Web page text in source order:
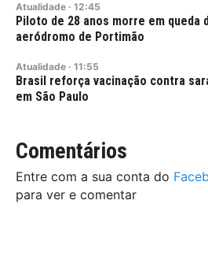
Atualidade · 12:45
Piloto de 28 anos morre em queda
aeródromo de Portimão
Atualidade · 11:55
Brasil reforça vacinação contra
em São Paulo
Comentários
Entre com a sua conta do
para ver e comentar